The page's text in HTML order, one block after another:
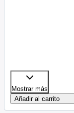
Mostrar más
Añadir al carrito